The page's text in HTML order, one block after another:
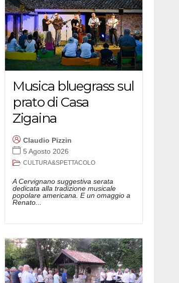
Musica bluegrass sul
prato di Casa
Zigaina
Claudio Pizzin
5 Agosto 2026
CULTURA&SPETTACOLO
A Cervignano suggestiva serata
dedicata alla tradizione musicale
popolare americana. E un omaggio a
Renato...